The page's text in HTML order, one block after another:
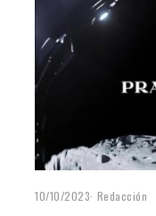
10/10/2023 Redacción